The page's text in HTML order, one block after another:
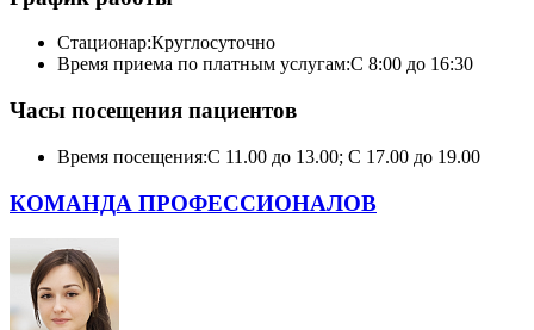
Стационар:Круглосуточно
Время приема по платным услугам:С 8:00 до 16:30
Часы посещения пациентов
Время посещения:С 11.00 до 13.00; С 17.00 до 19.00
КОМАНДА ПРОФЕССИОНАЛОВ